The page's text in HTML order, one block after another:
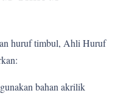
huruf timbul, Ahli Huruf
bahan akrilik